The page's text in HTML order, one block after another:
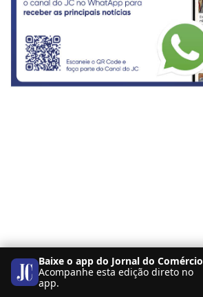
Baixe o app do Jornal do Comércio
Acompanhe esta edição direto no
app.